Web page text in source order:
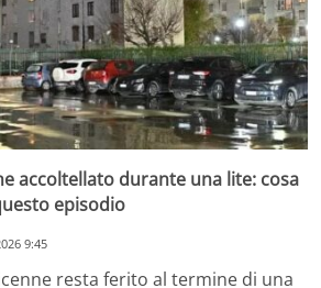
accoltellato durante una lite: cosa
episodio
9:45
resta ferito al termine di una